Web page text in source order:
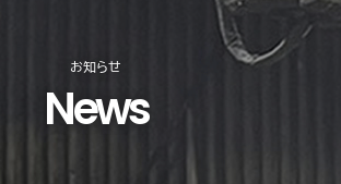
お知らせ
News